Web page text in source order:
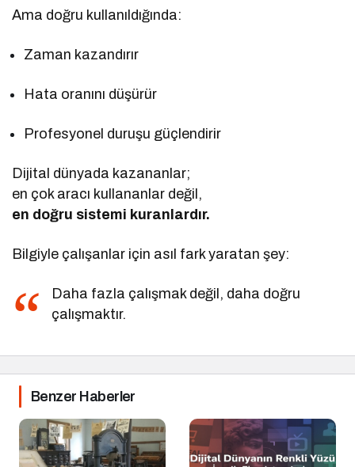
Ama doğru kullanıldığında:
Zaman kazandırır
Hata oranını düşürür
Profesyonel duruşu güçlendirir
Dijital dünyada kazananlar;
en çok aracı kullananlar değil,
en doğru sistemi kuranlardır.
Bilgiyle çalışanlar için asıl fark yaratan şey:
Daha fazla çalışmak değil, daha doğru
çalışmaktır.
Benzer Haberler